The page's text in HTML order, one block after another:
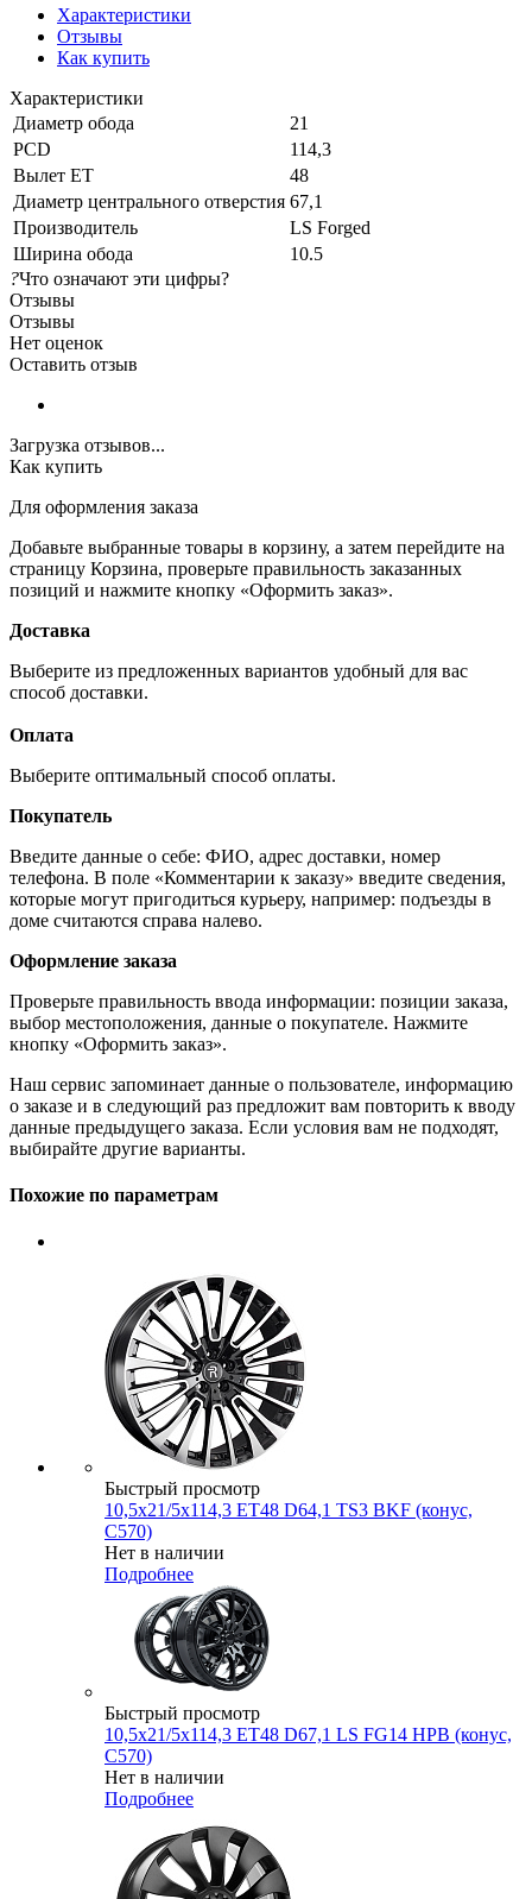
Характеристики
Отзывы
Как купить
Характеристики
Диаметр обода
21
PCD
114,3
Вылет ET
48
Диаметр центрального отверстия 67,1
Производитель
LS Forged
Ширина обода
10.5
?Что означают эти цифры?
Отзывы
Отзывы
Нет оценок
Оставить отзыв
Загрузка отзывов...
Как купить
Для оформления заказа
Добавьте выбранные товары в корзину, а затем перейдите на
страницу Корзина, проверьте правильность заказанных
позиций и нажмите кнопку «Оформить заказ».
Доставка
Выберите из предложенных вариантов удобный для вас
способ доставки.
Оплата
Выберите оптимальный способ оплаты.
Покупатель
Введите данные о себе: ФИО, адрес доставки, номер
телефона. В поле «Комментарии к заказу» введите сведения,
которые могут пригодиться курьеру, например: подъезды в
доме считаются справа налево.
Оформление заказа
Проверьте правильность ввода информации: позиции заказа,
выбор местоположения, данные о покупателе. Нажмите
кнопку «Оформить заказ».
Наш сервис запоминает данные о пользователе, информацию
о заказе и в следующий раз предложит вам повторить к вводу
данные предыдущего заказа. Если условия вам не подходят,
выбирайте другие варианты.
Похожие по параметрам
Быстрый просмотр
10,5x21/5x114,3 ET48 D64,1 TS3 BKF (конус,
C570)
Нет в наличии
Подробнее
Быстрый просмотр
10,5x21/5x114,3 ET48 D67,1 LS FG14 HPB (конус,
C570)
Нет в наличии
Подробнее